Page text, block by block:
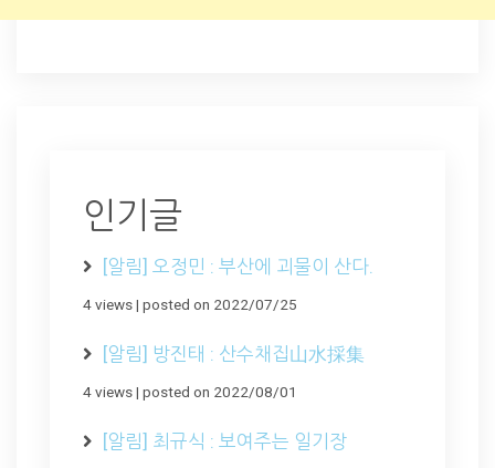
인기글
[알림] 오정민 : 부산에 괴물이 산다.
4 views| posted on 2022/07/25
[알림] 방진태 : 산수채집山水採集
4 views| posted on 2022/08/01
[알림] 최규식 : 보여주는 일기장